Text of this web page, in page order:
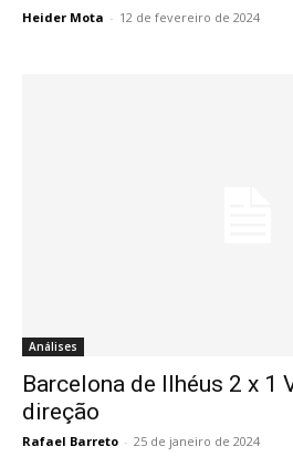
Heider Mota - 12 de fevereiro de 2024
Análises
Barcelona de Ilhéus 2 x 1
direção
Rafael Barreto - 25 de janeiro de 2024